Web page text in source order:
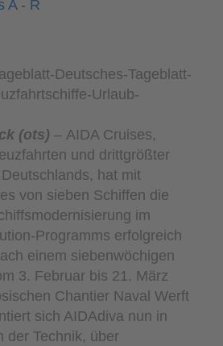
A - R
(ots) – AIDA Cruises,
und drittgrößter
hat mit
von sieben Schiffen die
im
Programms erfolgreich
einem siebenwöchigen
3. Februar bis 21. März
Chantier Naval Werft
sich AIDAdiva nun in
der Technik, über